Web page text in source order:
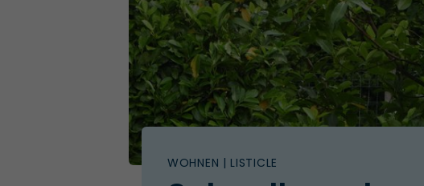
WOHNEN | LISTICLE